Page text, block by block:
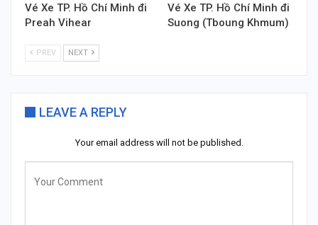
Vé Xe TP. Hồ Chí Minh đi
Preah Vihear
Vé Xe TP. Hồ Chí Minh đi
Suong (Tboung Khmum)
PREV NEXT
LEAVE A REPLY
Your email address will not be published.